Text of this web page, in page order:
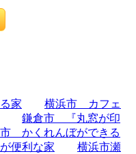
家
横浜市 カフェ
鎌倉市 『丸窓が印
かくれんぼができる
便利な家
横浜市瀬